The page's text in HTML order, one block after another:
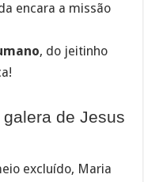
encara a missão
, do jeitinho
de Jesus
excluído, Maria